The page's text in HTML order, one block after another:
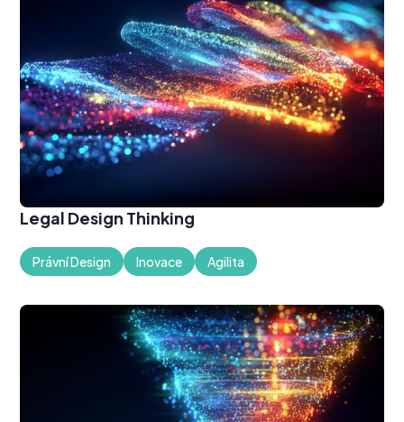
Legal Design Thinking
Právní Design Inovace Agilita